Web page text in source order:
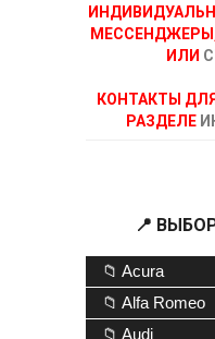
ИЛИ
КОНТАКТЫ
РАЗДЕЛЕ
📍
📁 Acura
📁 Alfa Romeo
📁 Audi